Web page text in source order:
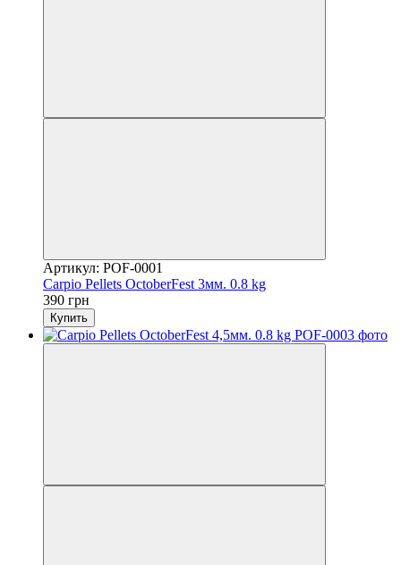
Артикул: POF-0001
Carpio Pellets OctoberFest 3мм. 0.8 kg
390 грн
Купить